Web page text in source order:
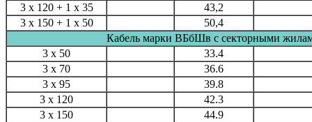
3 х 120 + 1 х 35
43,2
3 х 150 + 1 x 50
50,4
Кабель марки ВБбШв с секторными
3 х 50
33.4
3 х 70
36.6
3 х 95
39.8
3 х 120
42.3
3 х 150
44.9